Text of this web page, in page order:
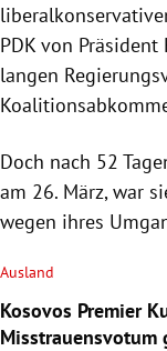
PDK von Präsident
langen
Doch nach 52
am 26. März, war
wegen ihres
Ausland
Kosovos Premier
Misstrauensvotum